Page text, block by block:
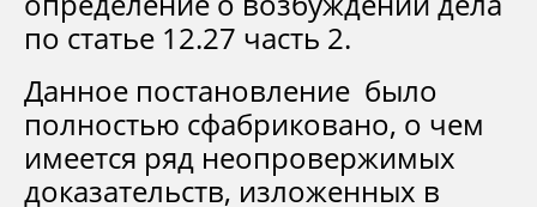
по статье 12.27 часть 2.
Данное постановление было
полностью сфабриковано, о чем
имеется ряд неопровержимых
доказательств, изложенных в